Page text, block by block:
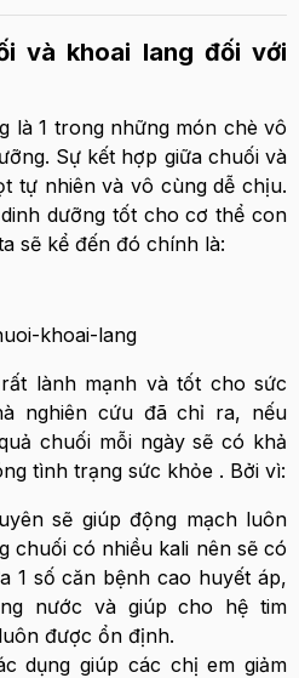
và khoai lang đối với
là 1 trong những món chè vô
Sự kết hợp giữa chuối và
tự nhiên và vô cùng dễ chịu.
dưỡng tốt cho cơ thể con
sẽ kể đến đó chính là:
lành mạnh và tốt cho sức
nghiên cứu đã chỉ ra, nếu
chuối mỗi ngày sẽ có khả
tình trạng sức khỏe . Bởi vì:
sẽ giúp động mạch luôn
chuối có nhiều kali nên sẽ có
1 số căn bệnh cao huyết áp,
nước và giúp cho hệ tim
được ổn định.
dụng giúp các chị em giảm